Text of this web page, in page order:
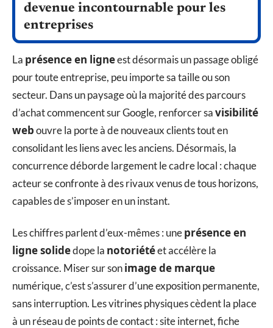
devenue incontournable pour les
entreprises
La présence en ligneest désormais un passage obligé
pour toute entreprise, peu importe sa taille ou son
secteur. Dans un paysage où la majorité des parcours
d’achat commencent sur Google, renforcer savisibilité
webouvre la porte à de nouveaux clients tout en
consolidant les liens avec les anciens. Désormais, la
concurrence déborde largement le cadre local : chaque
acteur se confronte à des rivaux venus de tous horizons,
capables de s’imposer en un instant.
Les chiffres parlent d’eux-mêmes : uneprésence en
ligne solidedope la notoriétéet accélère la
croissance. Miser sur sonimage de marque
numérique, c’est s’assurer d’une exposition permanente,
sans interruption. Les vitrines physiques cèdent la place
à un réseau de points de contact : site internet, fiche